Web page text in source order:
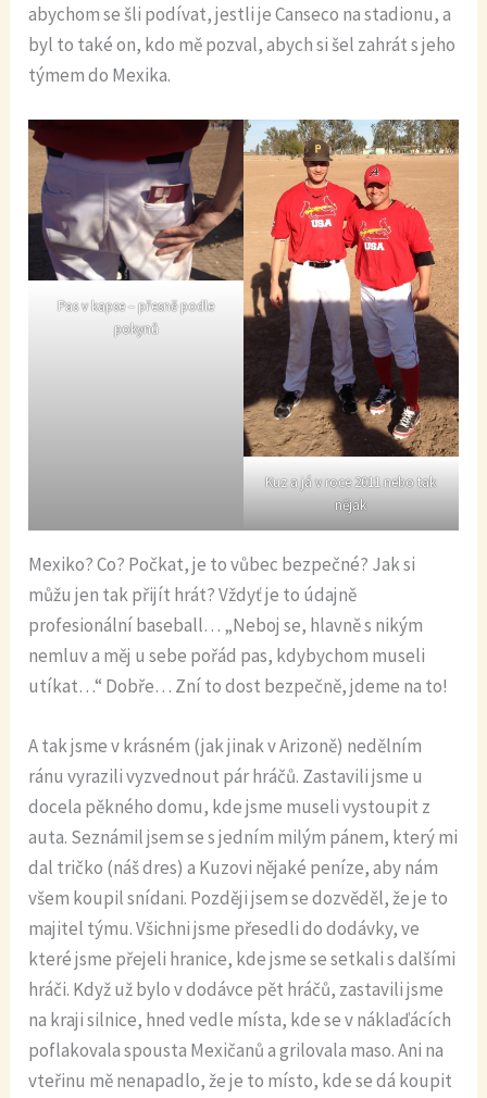
abychom se šli podívat, jestli je Canseco na stadionu, a
byl to také on, kdo mě pozval, abych si šel zahrát s jeho
týmem do Mexika.
Pas v kapse – přesně podle
pokynů
Kuz a já v roce 2011 nebo tak
nějak
Mexiko? Co? Počkat, je to vůbec bezpečné? Jak si
můžu jen tak přijít hrát? Vždyť je to údajně
profesionální baseball… „Neboj se, hlavně s nikým
nemluv a měj u sebe pořád pas, kdybychom museli
utíkat…“ Dobře… Zní to dost bezpečně, jdeme na to!
A tak jsme v krásném (jak jinak v Arizoně) nedělním
ránu vyrazili vyzvednout pár hráčů. Zastavili jsme u
docela pěkného domu, kde jsme museli vystoupit z
auta. Seznámil jsem se s jedním milým pánem, který mi
dal tričko (náš dres) a Kuzovi nějaké peníze, aby nám
všem koupil snídani. Později jsem se dozvěděl, že je to
majitel týmu. Všichni jsme přesedli do dodávky, ve
které jsme přejeli hranice, kde jsme se setkali s dalšími
hráči. Když už bylo v dodávce pět hráčů, zastavili jsme
na kraji silnice, hned vedle místa, kde se v náklaďácích
poflakovala spousta Mexičanů a grilovala maso. Ani na
vteřinu mě nenapadlo, že je to místo, kde se dá koupit